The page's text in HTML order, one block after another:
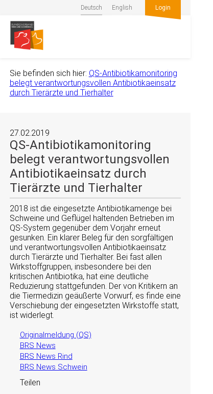
Deutsch English Login
Sie befinden sich hier: QS-Antibiotikamonitoring
belegt verantwortungsvollen Antibiotikaeinsatz
durch Tierärzte und Tierhalter
27.02.2019
QS-Antibiotikamonitoring
belegt verantwortungsvollen
Antibiotikaeinsatz durch
Tierärzte und Tierhalter
2018 ist die eingesetzte Antibiotikamenge bei
Schweine und Geflügel haltenden Betrieben im
QS-System gegenüber dem Vorjahr erneut
gesunken. Ein klarer Beleg für den sorgfältigen
und verantwortungsvollen Antibiotikaeinsatz
durch Tierärzte und Tierhalter. Bei fast allen
Wirkstoffgruppen, insbesondere bei den
kritischen Antibiotika, hat eine deutliche
Reduzierung stattgefunden. Der von Kritikern an
die Tiermedizin geäußerte Vorwurf, es finde eine
Verschiebung der eingesetzten Wirkstoffe statt,
ist widerlegt.
Originalmeldung (QS)
BRS News
BRS News Rind
BRS News Schwein
Teilen